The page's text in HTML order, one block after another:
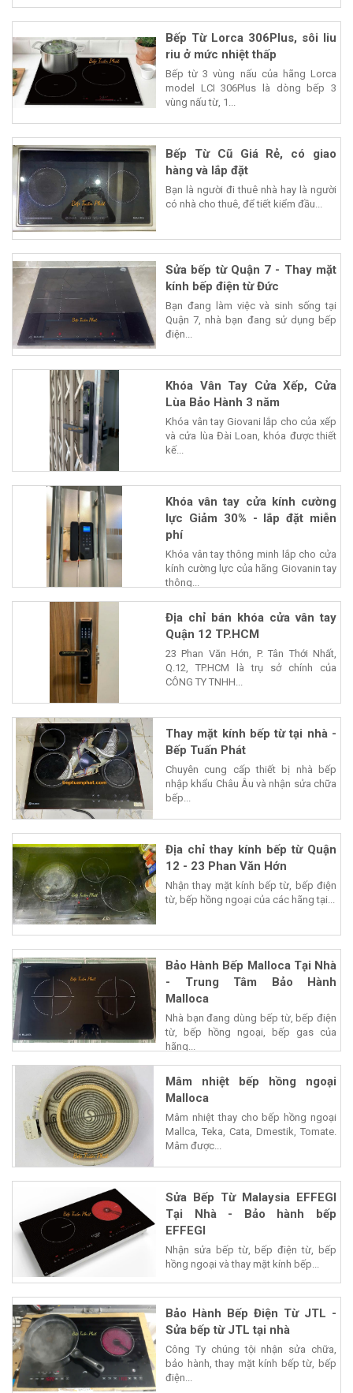
Bếp Từ Lorca 306Plus, sôi liu
riu ở mức nhiệt thấp
Bếp từ 3 vùng nấu của hãng Lorca
model LCI 306Plus là dòng bếp 3
vùng nấu từ, 1...
Bếp Từ Cũ Giá Rẻ, có giao
hàng và lắp đặt
Bạn là người đi thuê nhà hay là người
có nhà cho thuê, để tiết kiểm đầu...
Sửa bếp từ Quận 7 - Thay mặt
kính bếp điện từ Đức
Bạn đang làm việc và sinh sống tại
Quận 7, nhà bạn đang sử dụng bếp
điện...
Khóa Vân Tay Cửa Xếp, Cửa
Lùa Bảo Hành 3 năm
Khóa vân tay Giovani lắp cho của xếp
và cửa lùa Đài Loan, khóa được thiết
kế...
Khóa vân tay cửa kính cường
lực Giảm 30% - lắp đặt miễn
phí
Khóa vân tay thông minh lắp cho cửa
kính cường lực của hãng Giovanin tay
thông...
Địa chỉ bán khóa cửa vân tay
Quận 12 TP.HCM
23 Phan Văn Hớn, P. Tân Thới Nhất,
Q.12, TP.HCM là trụ sở chính của
CÔNG TY TNHH...
Thay mặt kính bếp từ tại nhà -
Bếp Tuấn Phát
Chuyên cung cấp thiết bị nhà bếp
nhập khẩu Châu Âu và nhận sửa chữa
bếp...
Địa chỉ thay kính bếp từ Quận
12 - 23 Phan Văn Hớn
Nhận thay mặt kính bếp từ, bếp điện
từ, bếp hồng ngoại của các hãng tại...
Bảo Hành Bếp Malloca Tại Nhà
- Trung Tâm Bảo Hành
Malloca
Nhà bạn đang dùng bếp từ, bếp điện
từ, bếp hồng ngoại, bếp gas của
hãng...
Mâm nhiệt bếp hồng ngoại
Malloca
Mâm nhiệt thay cho bếp hồng ngoại
Mallca, Teka, Cata, Dmestik, Tomate.
Mâm được...
Sửa Bếp Từ Malaysia EFFEGI
Tại Nhà - Bảo hành bếp
EFFEGI
Nhận sửa bếp từ, bếp điện từ, bếp
hồng ngoại và thay mặt kính bếp...
Bảo Hành Bếp Điện Từ JTL -
Sửa bếp từ JTL tại nhà
Công Ty chúng tội nhận sửa chữa,
bảo hành, thay mặt kính bếp từ, bếp
điện...